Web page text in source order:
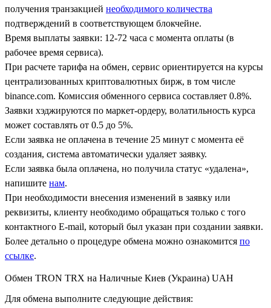
получения транзакцией необходимого количества
подтверждений в соответствующем блокчейне.
Время выплаты заявки: 12-72 часа с момента оплаты (в
рабочее время сервиса).
При расчете тарифа на обмен, сервис ориентируется на курсы
централизованных криптовалютных бирж, в том числе
binance.com. Комиссия обменного сервиса составляет 0.8%.
Заявки хэджируются по маркет-ордеру, волатильность курса
может составлять от 0.5 до 5%.
Если заявка не оплачена в течение 25 минут с момента её
создания, система автоматически удаляет заявку.
Если заявка была оплачена, но получила статус «удалена»,
напишите нам.
При необходимости внесения изменений в заявку или
реквизиты, клиенту необходимо обращаться только с того
контактного Е-mail, который был указан при создании заявки.
Более детально о процедуре обмена можно ознакомится по
ссылке.
Обмен TRON TRX на Наличные Киев (Украина) UAH
Для обмена выполните следующие действия: